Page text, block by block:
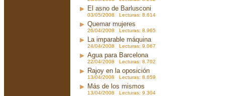
El asno de Barlusconi
03/05/2008 Lecturas: 8.614
Quemar mujeres
26/04/2008 Lecturas: 8.965
La imparable máquina
24/04/2008 Lecturas: 9.067
Agua para Barcelona
22/04/2008 Lecturas: 8.702
Rajoy en la oposición
13/04/2008 Lecturas: 8.659
Más de los mismos
13/04/2008 Lecturas: 9.304